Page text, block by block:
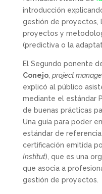
introducción
gestión de proyectos,
proyectos y
(predictiva o la
El Segundo ponente
Conejo, project
explicó al público
mediante el estándar
de buenas prácticas
Una guía para poder
estándar de
certificación emitida
Institut), que es una
que asocia a
gestión de proyectos.